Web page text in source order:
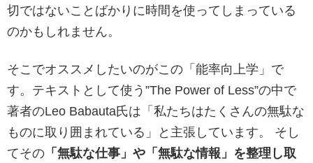
切ではないことばかりに時間を使ってしまっている
のかもしれません。
そこでオススメしたいのがこの「能率向上学」で
す。テキストとして使う”The Power of Less”の中で
著者のLeo Babauta氏は「私たちはたくさんの無駄な
ものに取り囲まれている」と主張しています。 そし
てその 「無駄な仕事」や「無駄な情報」を整理し取